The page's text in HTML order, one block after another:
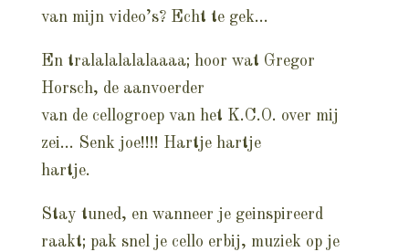
van mijn video’s? Echt te gek…
En tralalalalalaaaa; hoor wat Gregor
Horsch, de aanvoerder
van de cellogroep van het K.C.O. over mij
zei… Senk joe!!!! Hartje hartje
hartje.
Stay tuned, en wanneer je geinspireerd
raakt; pak snel je cello erbij, muziek op je